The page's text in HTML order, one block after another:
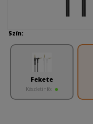
Szín:
Fekete
Készletinfó: